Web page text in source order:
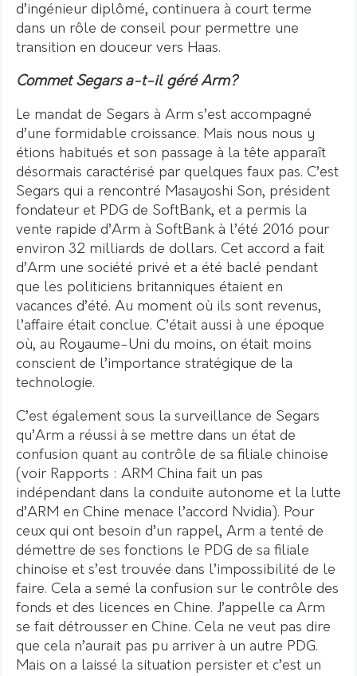
d’ingénieur diplômé, continuera à court terme
dans un rôle de conseil pour permettre une
transition en douceur vers Haas.
Commet Segars a-t-il géré Arm?
Le mandat de Segars à Arm s’est accompagné
d’une formidable croissance. Mais nous nous y
étions habitués et son passage à la tête apparaît
désormais caractérisé par quelques faux pas. C’est
Segars qui a rencontré Masayoshi Son, président
fondateur et PDG de SoftBank, et a permis la
vente rapide d’Arm à SoftBank à l’été 2016 pour
environ 32 milliards de dollars. Cet accord a fait
d’Arm une société privé et a été baclé pendant
que les politiciens britanniques étaient en
vacances d’été. Au moment où ils sont revenus,
l’affaire était conclue. C’était aussi à une époque
où, au Royaume-Uni du moins, on était moins
conscient de l’importance stratégique de la
technologie.
C’est également sous la surveillance de Segars
qu’Arm a réussi à se mettre dans un état de
confusion quant au contrôle de sa filiale chinoise
(voir Rapports : ARM China fait un pas
indépendant dans la conduite autonome et la lutte
d’ARM en Chine menace l’accord Nvidia). Pour
ceux qui ont besoin d’un rappel, Arm a tenté de
démettre de ses fonctions le PDG de sa filiale
chinoise et s’est trouvée dans l’impossibilité de le
faire. Cela a semé la confusion sur le contrôle des
fonds et des licences en Chine. J’appelle ca Arm
se fait détrousser en Chine. Cela ne veut pas dire
que cela n’aurait pas pu arriver à un autre PDG.
Mais on a laissé la situation persister et c’est un